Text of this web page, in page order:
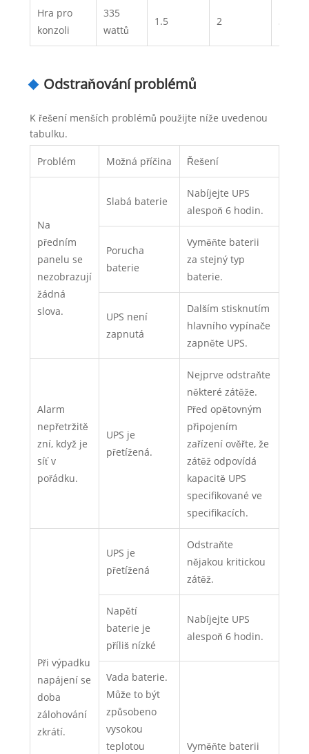
Hra pro
konzoli
335
wattů
1.5 2 3.5
Odstraňování problémů
K řešení menších problémů použijte níže uvedenou
tabulku.
Problém Možná příčina Řešení
Na
předním
panelu se
nezobrazují
žádná
slova.
Slabá baterie
Nabíjejte UPS
alespoň 6 hodin.
Porucha
baterie
Vyměňte baterii
za stejný typ
baterie.
UPS není
zapnutá
Dalším stisknutím
hlavního vypínače
zapněte UPS.
Alarm
nepřetržitě
zní, když je
síť v
pořádku.
UPS je
přetížená.
Nejprve odstraňte
některé zátěže.
Před opětovným
připojením
zařízení ověřte, že
zátěž odpovídá
kapacitě UPS
specifikované ve
specifikacích.
Při výpadku
napájení se
doba
zálohování
zkrátí.
UPS je
přetížená
Odstraňte
nějakou kritickou
zátěž.
Napětí
baterie je
příliš nízké
Nabíjejte UPS
alespoň 6 hodin.
Vada baterie.
Může to být
způsobeno
vysokou
teplotou
Vyměňte baterii